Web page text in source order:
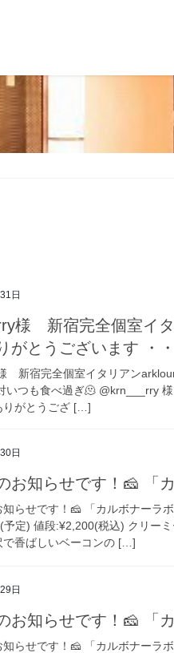
日
様 新宿完全個室イ
がとうございます ・・
新宿完全個室イタリアン
いつも食べ過ぎ🫠 @krn___rry
りがとうござ […]
日
お知らせです！🧀 「
知らせです！🧀 「カルボナーラ
予定) 値段:¥2,200(税込) クリー
で香ばしいベーコンの […]
日
お知らせです！🧀 「
知らせです！🧀 「カルボナーラ